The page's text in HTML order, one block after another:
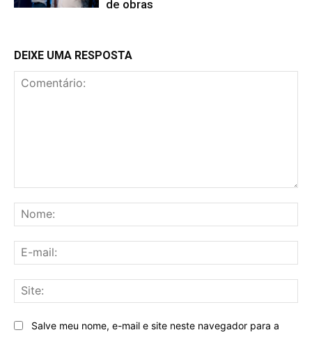
de obras
DEIXE UMA RESPOSTA
Salve meu nome, e-mail e site neste navegador para a